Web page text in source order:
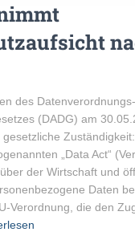
des
(DADG) am
„Data Act“
der Wirtschaft und
Daten
Verordnung, die den